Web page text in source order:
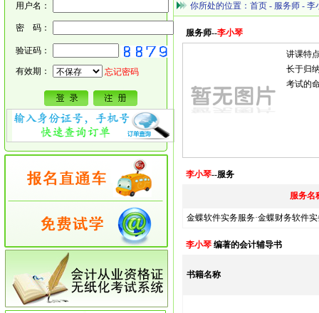
用户名：
密 码：
验证码：
有效期： 忘记密码
你所处的位置： 首页 - 服务师 - 李
服务师--李小琴
讲课特
长于归
考试的
李小琴--服务
服务名
金蝶软件实务服务·金蝶财务软件实
李小琴编著的会计辅导书
书籍名称